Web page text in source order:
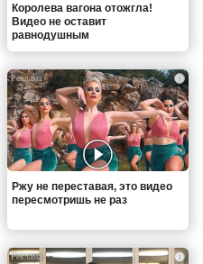
Королева вагона отожгла!
Видео не оставит
равнодушным
i
Ржу не переставая, это видео
пересмотришь не раз
i